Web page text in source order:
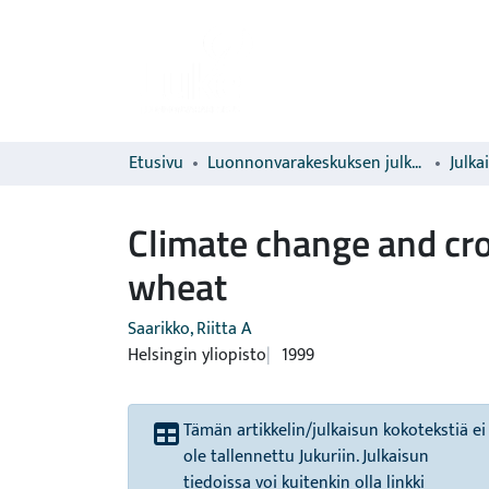
Etusivu Luonnonvarakeskuksen julkaisut
Climate change and
wheat
Saarikko, Riitta A
Helsingin yliopisto 1999
Tämän artikkelin/julkaisun kokotekstiä ei
ole tallennettu Jukuriin. Julkaisun
tiedoissa voi kuitenkin olla linkki